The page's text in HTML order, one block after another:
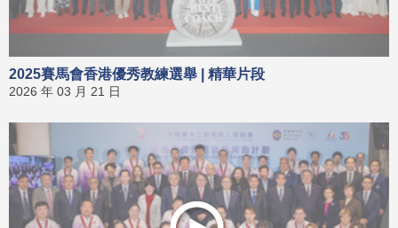
2025賽馬會香港優秀教練選舉 | 精華片段
2026 年 03 月 21 日